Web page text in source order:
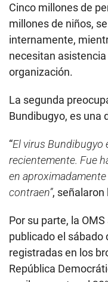
Cinco millones de
millones de niños,
internamente,
necesitan
organización.
La segunda
Bundibugyo, es una
“El virus Bundibugyo
recientemente. Fue
en
contraen”, señalaron
Por su parte, la
publicado el sábado
registradas en los
República